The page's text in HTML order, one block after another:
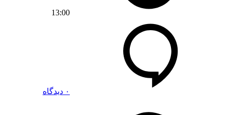
13:00
۰ دیدگاه